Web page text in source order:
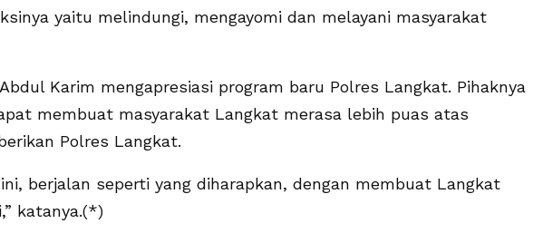
yaitu melindungi, mengayomi dan melayani masyarakat
Karim mengapresiasi program baru Polres Langkat. Pihaknya
membuat masyarakat Langkat merasa lebih puas atas
Polres Langkat.
berjalan seperti yang diharapkan, dengan membuat Langkat
katanya.(*)